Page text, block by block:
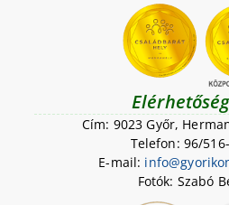
Cím: 9023 Győr,
Telefon: 96/
E-mail: info@gyoriko
Fotók: Szabó